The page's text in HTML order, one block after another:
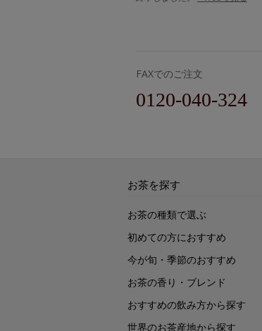
FAXでのご注文
0120-040-324
お茶を探す
お茶の種類で選ぶ
初めての方におすすめ
今が旬・季節のおすすめ
お茶の香り・ブレンド
おすすめの飲み方から探す
世界のお茶産地から探す